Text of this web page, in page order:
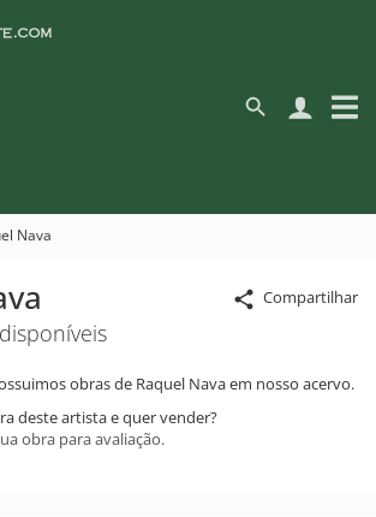
Nava
Compartilhar
obras de Raquel Nava em nosso acervo.
deste artista e quer vender?
obra para avaliação.